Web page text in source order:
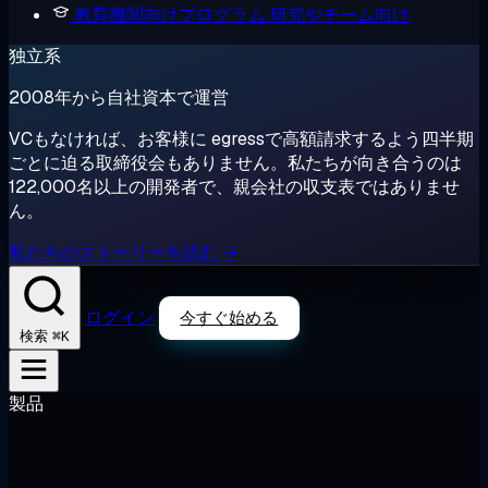
教育機関向けプログラム 研究やチーム向け
独立系
2008年から自社資本で運営
VCもなければ、お客様に egressで高額請求するよう四半期
ごとに迫る取締役会もありません。私たちが向き合うのは
122,000名以上の開発者で、親会社の収支表ではありませ
ん。
私たちのストーリーを読む →
検索 ⌘K
ログイン 今すぐ始める
製品